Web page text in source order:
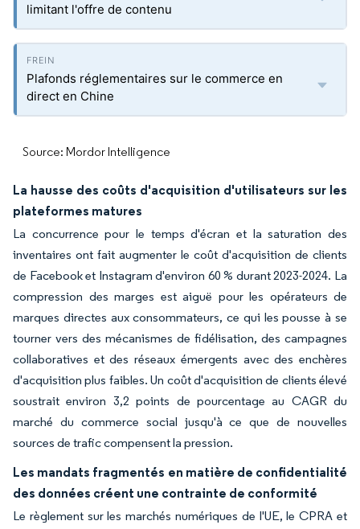
limitant l'offre de contenu
Plafonds réglementaires sur le commerce en
direct en Chine
Source: Mordor Intelligence
La hausse des coûts d'acquisition d'utilisateurs sur les
plateformes matures
La concurrence pour le temps d'écran et la saturation des
inventaires ont fait augmenter le coût d'acquisition de clients
de Facebook et Instagram d'environ 60 % durant 2023-2024. La
compression des marges est aiguë pour les opérateurs de
marques directes aux consommateurs, ce qui les pousse à se
tourner vers des mécanismes de fidélisation, des campagnes
collaboratives et des réseaux émergents avec des enchères
d'acquisition plus faibles. Un coût d'acquisition de clients élevé
soustrait environ 3,2 points de pourcentage au CAGR du
marché du commerce social jusqu'à ce que de nouvelles
sources de trafic compensent la pression.
Les mandats fragmentés en matière de confidentialité
des données créent une contrainte de conformité
Le règlement sur les marchés numériques de l'UE, le CPRA et